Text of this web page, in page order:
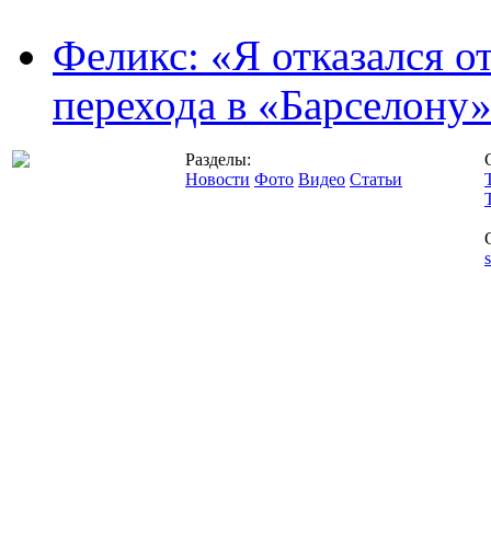
Феликс: «Я отказался
перехода в «Барселону»
Разделы:
Новости Фото Видео Статьи